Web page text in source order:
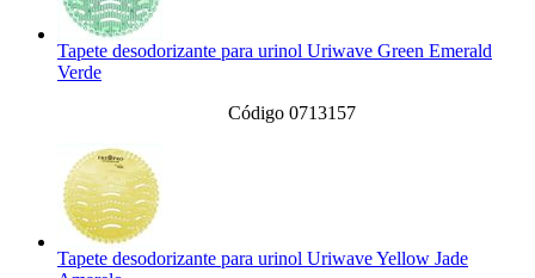
Tapete desodorizante para urinol Uriwave Green Emerald
Verde
Código 0713157
Tapete desodorizante para urinol Uriwave Yellow Jade